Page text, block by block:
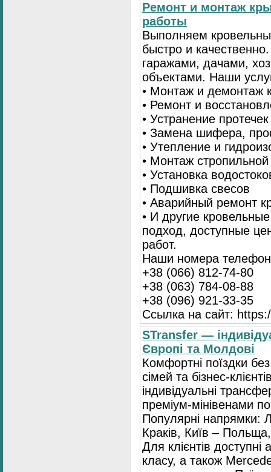
Ремонт и монтаж
работы
Выполняем
быстро и
гаражами, дачами,
объектами. Наши
• Монтаж и демонтаж
• Ремонт и
• Устранение протечек
• Замена шифера,
• Утепление и
• Монтаж
• Установка
• Подшивка свесов
• Аварийный ремонт
• И другие
подход, доступные
работ.
Наши номера
+38 (066) 812-74-80
+38 (063) 784-08-88
+38 (096) 921-33-35
Ссылка на сайт:
STransfer —
Європі та Молдові
Комфортні поїздки
сімей та бізнес-
індивідуальні
преміум-мінівенами
Популярні напрямки:
Краків, Київ –
Для клієнтів
класу, а також